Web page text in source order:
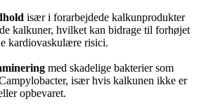
især i forarbejdede kalkunprodukter
kalkuner, hvilket kan bidrage til forhøjet
kardiovaskulære risici.
med skadelige bakterier som
især hvis kalkunen ikke er
opbevaret.